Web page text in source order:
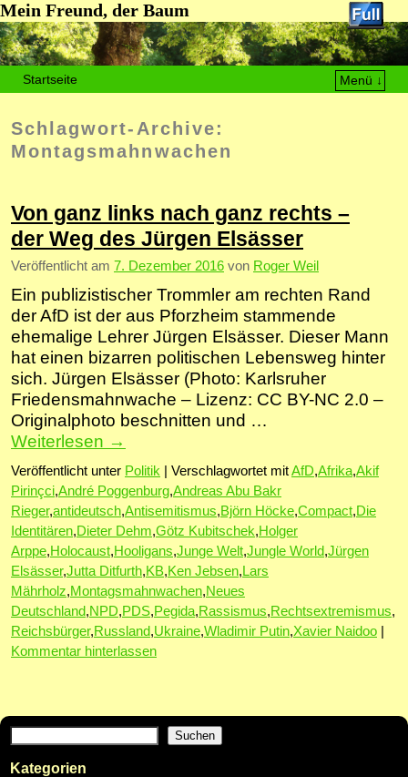
Mein Freund, der Baum
Startseite
Menü ↓
Schlagwort-Archive:
Montagsmahnwachen
Von ganz links nach ganz rechts –
der Weg des Jürgen Elsässer
Veröffentlicht am 7. Dezember 2016 von Roger Weil
Ein publizistischer Trommler am rechten Rand
der AfD ist der aus Pforzheim stammende
ehemalige Lehrer Jürgen Elsässer. Dieser Mann
hat einen bizarren politischen Lebensweg hinter
sich. Jürgen Elsässer (Photo: Karlsruher
Friedensmahnwache – Lizenz: CC BY-NC 2.0 –
Originalphoto beschnitten und …
Weiterlesen →
Veröffentlicht unter Politik Verschlagwortet mitAfD,Afrika,Akif
Pirinçci,André Poggenburg,Andreas Abu Bakr
Rieger,antideutsch,Antisemitismus,Björn Höcke,Compact,Die
Identitären,Dieter Dehm,Götz Kubitschek,Holger
Arppe,Holocaust,Hooligans,Junge Welt,Jungle World,Jürgen
Elsässer,Jutta Ditfurth,KB,Ken Jebsen, Lars
Mährholz,Montagsmahnwachen,Neues
Deutschland,NPD,PDS,Pegida,Rassismus,Rechtsextremismus,
Reichsbürger,Russland,Ukraine,Wladimir Putin,Xavier Naidoo
Kommentar hinterlassen
Suchen
Kategorien